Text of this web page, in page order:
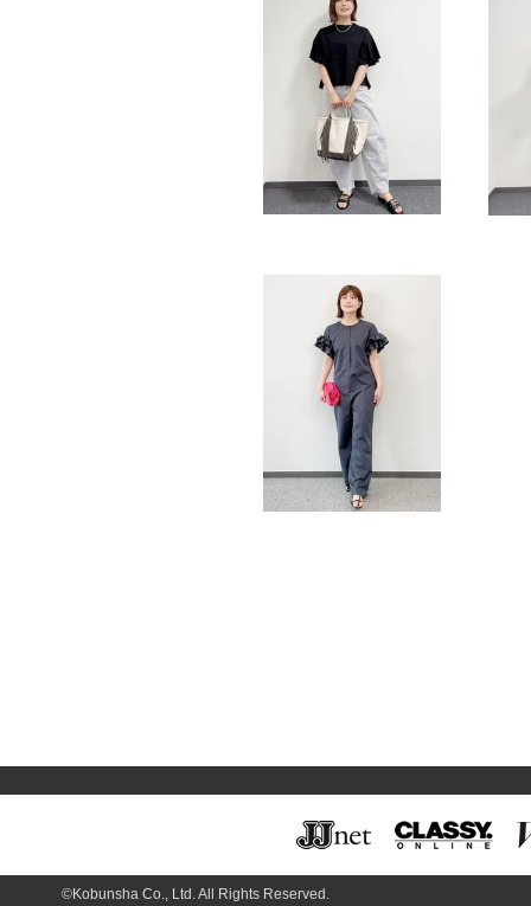
©Kobunsha Co., Ltd. All Rights Reserved.